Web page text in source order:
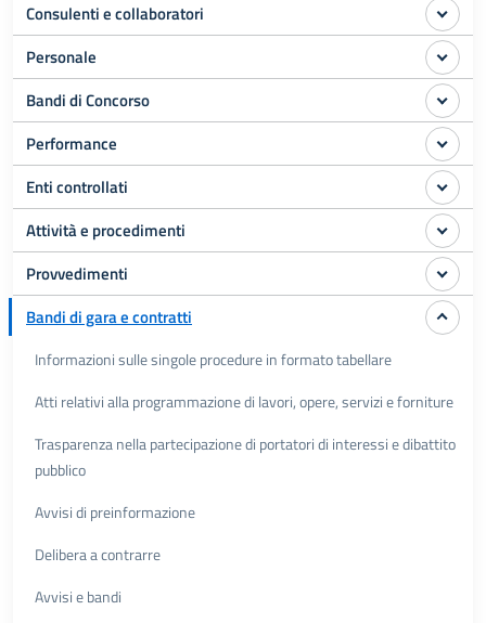
Consulenti e collaboratori
Personale
Bandi di Concorso
Performance
Enti controllati
Attività e procedimenti
Provvedimenti
Bandi di gara e contratti
Informazioni sulle singole procedure in formato tabellare
Atti relativi alla programmazione di lavori, opere, servizi e forniture
Trasparenza nella partecipazione di portatori di interessi e dibattito
pubblico
Avvisi di preinformazione
Delibera a contrarre
Avvisi e bandi